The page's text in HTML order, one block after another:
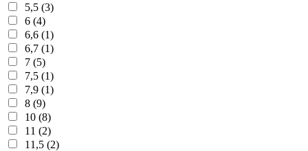
5,5 (3)
6 (4)
6,6 (1)
6,7 (1)
7 (5)
7,5 (1)
7,9 (1)
8 (9)
10 (8)
11 (2)
11,5 (2)